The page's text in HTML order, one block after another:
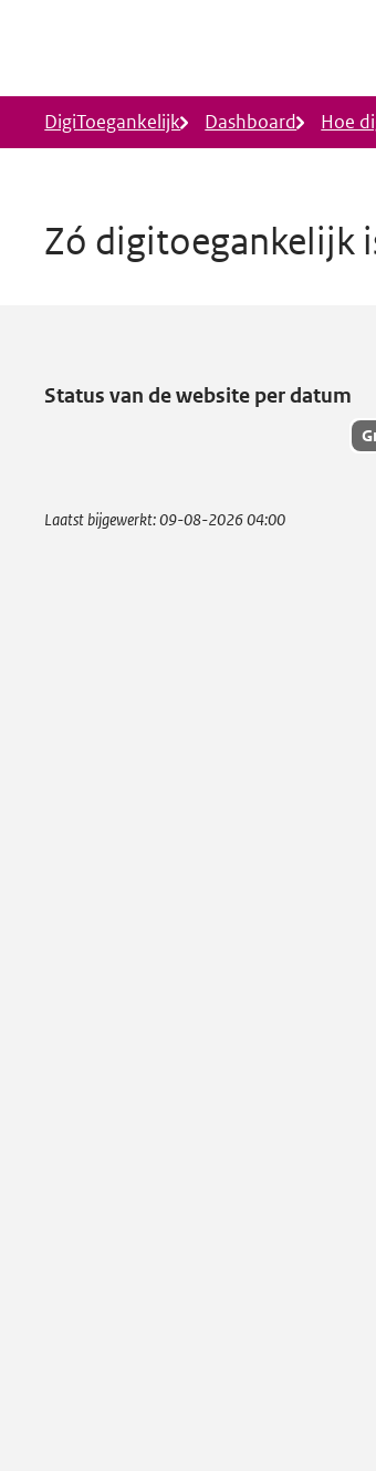
DigiToegankelijk Dashboard Hoe
Zó digitoegankelijk
7Poortheeft
Status van de website per datum
Laatst bijgewerkt:09-08-2026 04:00